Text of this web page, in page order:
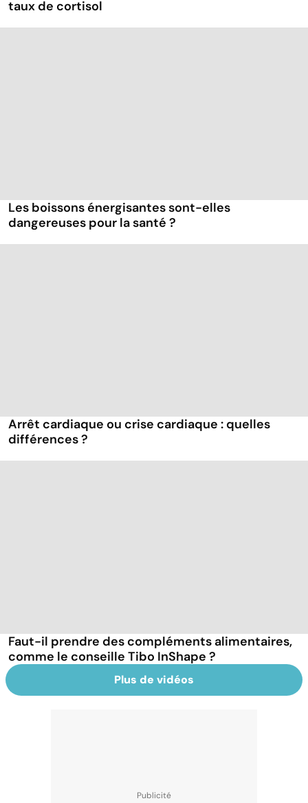
taux de cortisol
Les boissons énergisantes sont-elles
dangereuses pour la santé ?
Arrêt cardiaque ou crise cardiaque : quelles
différences ?
Faut-il prendre des compléments alimentaires,
comme le conseille Tibo InShape ?
Plus de vidéos